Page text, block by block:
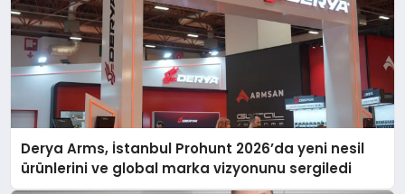
Derya Arms, İstanbul Prohunt 2026’da yeni nesil
ürünlerini ve global marka vizyonunu sergiledi